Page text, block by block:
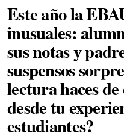
Este año la
inusuales:
sus notas y
suspensos
lectura haces
desde tu
estudiantes?